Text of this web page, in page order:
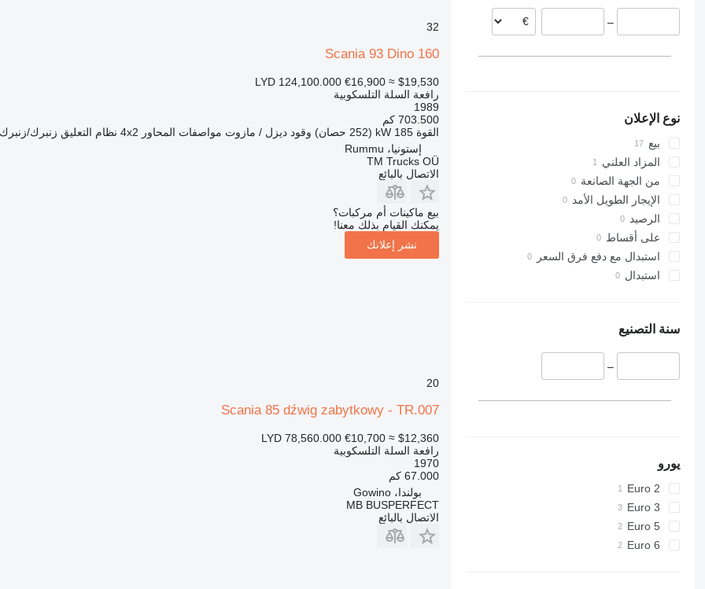
إستونيا
فنلندا
–
نوع الإعلان
بيع
المزاد العلني
من الجهة الصانعة
الإيجار الطويل الأمد
الرصيد
على أقساط
استبدال مع دفع فرق السعر
استبدال
سنة التصنيع
–
يورو
Euro 2
Euro 3
Euro 5
Euro 6
32
Scania 93 Dino 160
LYD 124,100.000 €16,900 ≈ $19,530
رافعة السلة التلسكوبية
1989
703.500 كم
القوة 185 kW (252 حصان) وقود ديزل / مازوت مواصفات المحاور 4x2 نظام التعليق زنبرك/زنبرك
إستونيا، Rummu
TM Trucks OÜ
الاتصال بالبائع
بيع ماكينات أم مركبات؟
يمكنك القيام بذلك معنا!
نشر إعلانك
20
Scania 85 dźwig zabytkowy - TR.007
LYD 78,560.000 €10,700 ≈ $12,360
رافعة السلة التلسكوبية
1970
67.000 كم
بولندا، Gowino
MB BUSPERFECT
الاتصال بالبائع